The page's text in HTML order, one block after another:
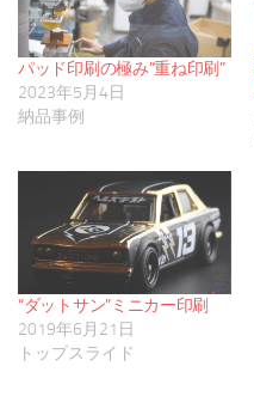
パッド印刷の極み”重ね印刷”
2023年5月4日
納品事例
“ダットサン”ミニカー印刷
2019年6月21日
トップスライド